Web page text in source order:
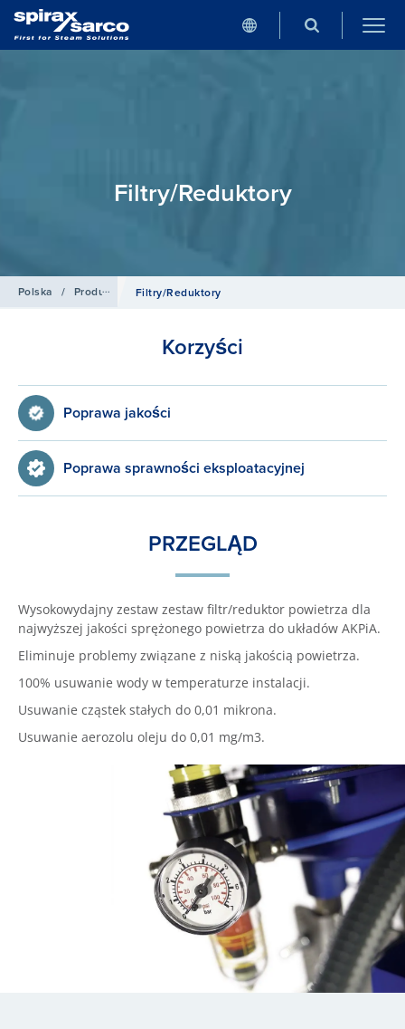
Filtry/Reduktory
Polska / Produkty Sprężone powietrze
Filtry/Reduktory
Korzyści
Poprawa jakości
Poprawa sprawności eksploatacyjnej
PRZEGLĄD
Wysokowydajny zestaw zestaw filtr/reduktor powietrza dla
najwyższej jakości sprężonego powietrza do układów AKPiA.
Eliminuje problemy związane z niską jakością powietrza.
100% usuwanie wody w temperaturze instalacji.
Usuwanie cząstek stałych do 0,01 mikrona.
Usuwanie aerozolu oleju do 0,01 mg/m3.